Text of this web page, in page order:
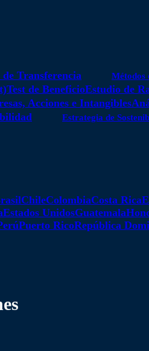
Transferencia Métodos
Test de BeneficioEstudio de
Acciones e Intangibles
Estrategia de
ChileColombiaCosta Rica
Estados UnidosGuatemala
Puerto RicoRepública